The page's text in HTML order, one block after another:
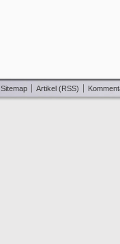
Sitemap Artikel (RSS)